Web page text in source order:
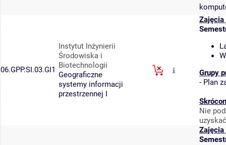
06.GPP.SI.03.GI1
Instytut Inżynierii
Środowiska i
Biotechnologii
Geograficzne
systemy informacji
przestrzennej I
Zajęcia
Grupy
- Plan
Nie
Zajęcia